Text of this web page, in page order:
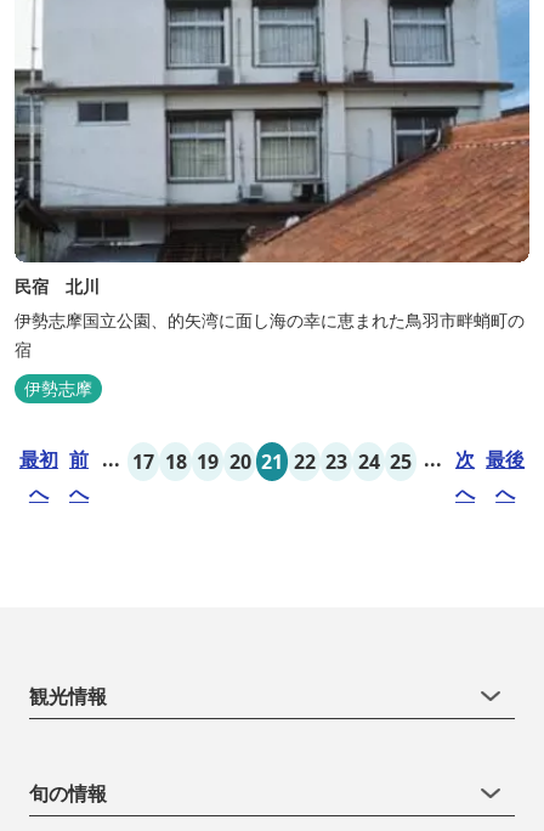
民宿 北川
伊勢志摩国立公園、的矢湾に面し海の幸に恵まれた鳥羽市畔蛸町の
宿
伊勢志摩
最初
へ
前
へ
... 17 18 19 20 21 22 23 24 25 ... 次
へ
最後
へ
観光情報
旬の情報